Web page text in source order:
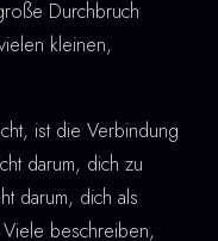
Durchbruch
kleinen,
ist die Verbindung
darum, dich zu
darum, dich als
beschreiben,